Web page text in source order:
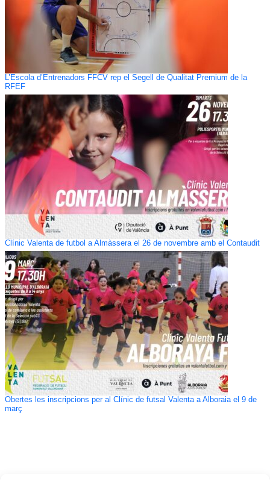
L’Escola d’Entrenadors FFCV rep el Segell de Qualitat Premium de la
RFEF
Clínic Valenta de futbol a Almàssera el 26 de novembre amb el Contaudit
Obertes les inscripcions per al Clínic de futsal Valenta a Alboraia el 9 de
març